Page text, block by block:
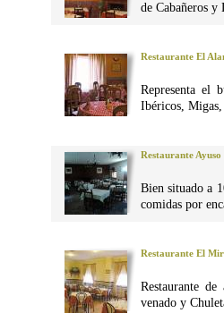
de Cabañeros y
Restaurante El
Representa el
Ibéricos, Migas,
Restaurante Ayuso
Bien situado a
comidas por
Restaurante El
Restaurante
venado y